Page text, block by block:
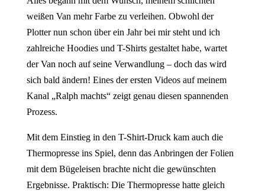
weißen Van mehr Farbe zu verleihen. Obwohl der
Plotter nun schon über ein Jahr bei mir steht und ich
zahlreiche Hoodies und T-Shirts gestaltet habe, wartet
der Van noch auf seine Verwandlung – doch das wird
sich bald ändern! Eines der ersten Videos auf meinem
Kanal „Ralph machts“ zeigt genau diesen spannenden
Prozess.
Mit dem Einstieg in den T-Shirt-Druck kam auch die
Thermopresse ins Spiel, denn das Anbringen der Folien
mit dem Bügeleisen brachte nicht die gewünschten
Ergebnisse. Praktisch: Die Thermopresse hatte gleich